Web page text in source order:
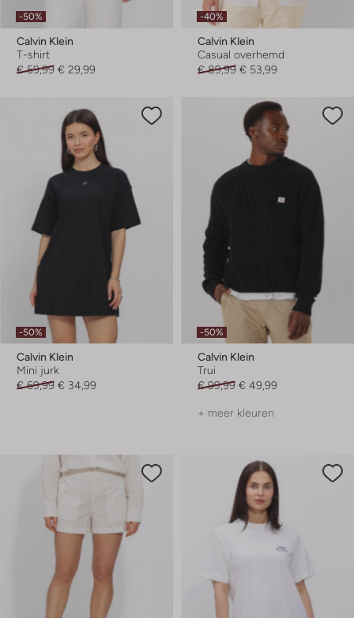
-50%
Calvin Klein
T-shirt
€ 59,99 € 29,99
-40%
Calvin Klein
Casual overhemd
€ 89,99 € 53,99
-50%
Calvin Klein
Mini jurk
€ 69,99 € 34,99
-50%
Calvin Klein
Trui
€ 99,99 € 49,99
+ meer kleuren